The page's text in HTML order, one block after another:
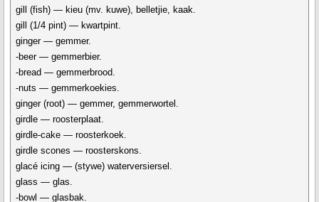
gill (fish) — kieu (mv. kuwe), belletjie, kaak.
gill (1/4 pint) — kwartpint.
ginger — gemmer.
-beer — gemmerbier.
-bread — gemmerbrood.
-nuts — gemmerkoekies.
ginger (root) — gemmer, gemmerwortel.
girdle — roosterplaat.
girdle-cake — roosterkoek.
girdle scones — roosterskons.
glacé icing — (stywe) waterversiersel.
glass — glas.
-bowl — glasbak.